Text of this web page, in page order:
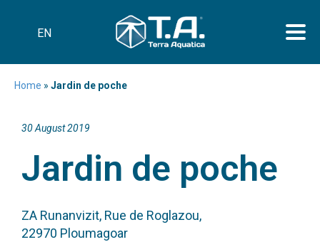
EN
Home » Jardin de poche
30 August 2019
Jardin de poche
ZA Runanvizit, Rue de Roglazou,
22970 Ploumagoar